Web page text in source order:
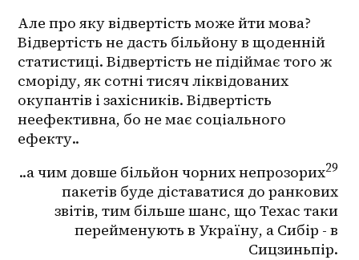
Але про яку відвертість може йти мова?
Відвертість не дасть більйону в щоденній
статистиці. Відвертість не підіймає того ж
сморіду, як сотні тисяч ліквідованих
окупантів і захісників. Відвертість
неефективна, бо не має соціального
ефекту..
..а чим довше більйон чорних непрозорих29
пакетів буде діставатися до ранкових
звітів, тим більше шанс, що Техас таки
перейменують в Україну, а Сибір - в
Сицзиньпір.